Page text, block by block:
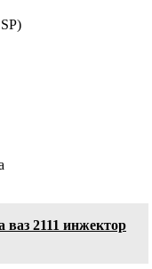
ваз 2111 инжектор